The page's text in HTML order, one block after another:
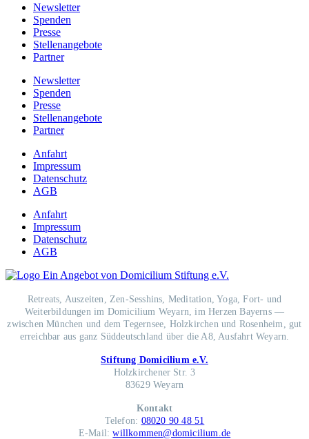
Newsletter
Spenden
Presse
Stellenangebote
Partner
Newsletter
Spenden
Presse
Stellenangebote
Partner
Anfahrt
Impressum
Datenschutz
AGB
Anfahrt
Impressum
Datenschutz
AGB
Retreats, Auszeiten, Zen-Sesshins, Meditation, Yoga, Fort- und
Weiterbildungen im Domicilium Weyarn, im Herzen Bayerns —
zwischen München und dem Tegernsee, Holzkirchen und Rosenheim, gut
erreichbar aus ganz Süddeutschland über die A8, Ausfahrt Weyarn.
Stiftung Domicilium e.V.
Holzkirchener Str. 3
83629 Weyarn
Kontakt
Telefon: 08020 90 48 51
E-Mail:willkommen@domicilium.de